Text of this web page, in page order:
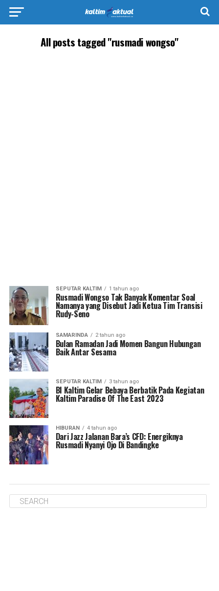
All posts tagged "rusmadi wongso"
SEPUTAR KALTIM 1 tahun ago
Rusmadi Wongso Tak Banyak Komentar Soal
Namanya yang Disebut Jadi Ketua Tim Transisi
Rudy-Seno
SAMARINDA 2 tahun ago
Bulan Ramadan Jadi Momen Bangun Hubungan
Baik Antar Sesama
SEPUTAR KALTIM 3 tahun ago
BI Kaltim Gelar Bebaya Berbatik Pada Kegiatan
Kaltim Paradise Of The East 2023
HIBURAN 4 tahun ago
Dari Jazz Jalanan Bara’s CFD: Energiknya
Rusmadi Nyanyi Ojo Di Bandingke